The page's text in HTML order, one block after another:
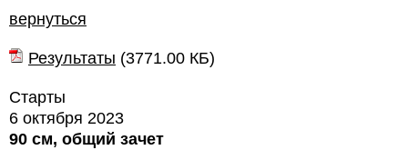
вернуться
Результаты (3771.00 КБ)
Старты
6 октября 2023
90 см, общий зачет